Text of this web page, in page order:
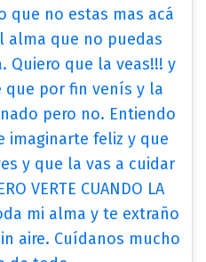
que no estas mas acá
alma que no puedas
Quiero que la veas!!! y
por fin venís y la
pero no. Entiendo
imaginarte feliz y que
y que la vas a cuidar
VERTE CUANDO LA
mi alma y te extraño
aire. Cuídanos mucho